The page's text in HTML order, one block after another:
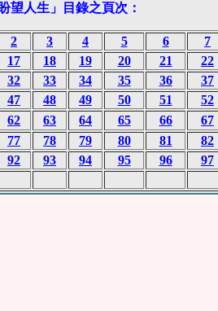
望人生」目錄之頁次：
2 3 4 5 6
7
17 18 19 20 21
22
32 33 34 35 36
37
47 48 49 50 51
52
62 63 64 65 66
67
77 78 79 80 81
82
92 93 94 95 96 97